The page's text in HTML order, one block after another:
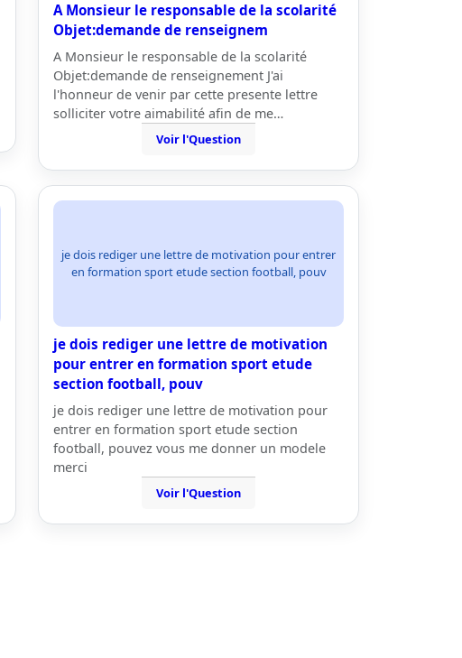
A Monsieur le responsable de la scolarité
Objet:demande de renseignem
A Monsieur le responsable de la scolarité
Objet:demande de renseignement J'ai
l'honneur de venir par cette presente lettre
solliciter votre aimabilité afin de me…
Voir l'Question
je dois rediger une lettre de motivation pour entrer
en formation sport etude section football, pouv
je dois rediger une lettre de motivation
pour entrer en formation sport etude
section football, pouv
je dois rediger une lettre de motivation pour
entrer en formation sport etude section
football, pouvez vous me donner un modele
merci
Voir l'Question